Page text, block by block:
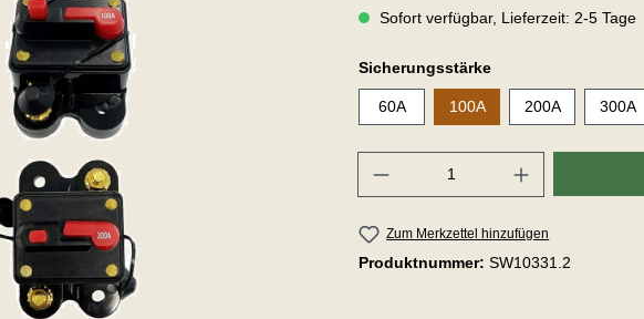
Sofort verfügbar, Lieferzeit: 2-5 Tage
Sicherungsstärke
60A 100A 200A 300A
Zum Merkzettel hinzufügen
Produktnummer: SW10331.2